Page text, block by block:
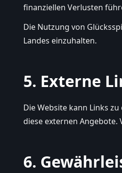
finanziellen Verlusten
Die Nutzung von
Landes einzuhalten.
5. Externe
Die Website kann Links
diese externen
6.